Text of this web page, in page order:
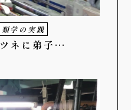
学の実践
ネに弟子…